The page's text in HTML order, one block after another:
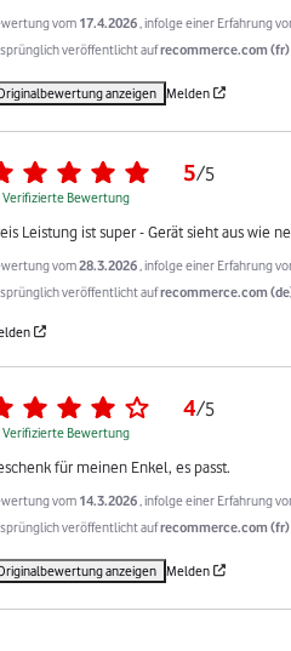
vom 17.4.2026 , infolge einer Erfahrung
veröffentlicht aufrecommerce.com (fr)
anzeigen Melden
5/5
Verifizierte Bewertung
Leistung ist super - Gerät sieht aus wie
vom28.3.2026 , infolge einer Erfahrung
veröffentlicht aufrecommerce.com
4/5
Verifizierte Bewertung
für meinen Enkel, es passt.
vom 14.3.2026 , infolge einer Erfahrung
veröffentlicht aufrecommerce.com (fr)
anzeigen Melden